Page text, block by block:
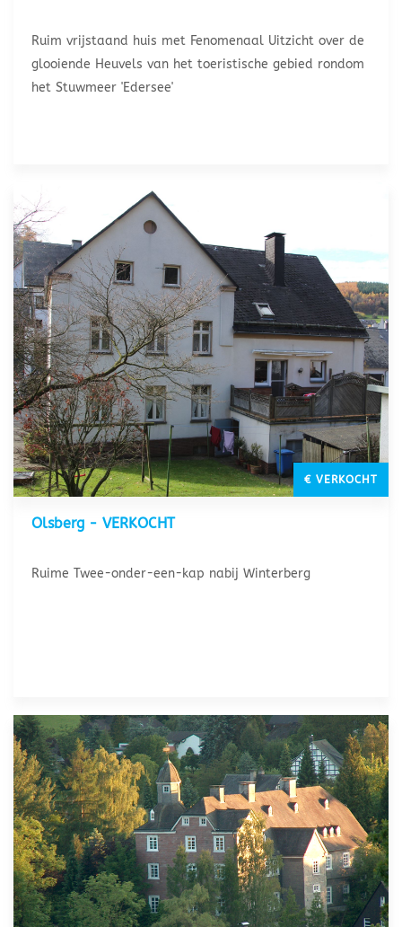
Ruim vrijstaand huis met Fenomenaal Uitzicht over de
glooiende Heuvels van het toeristische gebied rondom
het Stuwmeer 'Edersee'
€ VERKOCHT
Olsberg - VERKOCHT
Ruime Twee-onder-een-kap nabij Winterberg